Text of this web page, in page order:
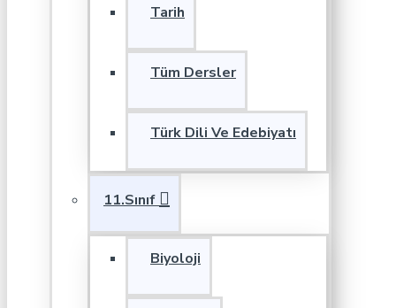
Tarih
Tüm Dersler
Türk Dili Ve Edebiyatı
11.Sınıf
Biyoloji